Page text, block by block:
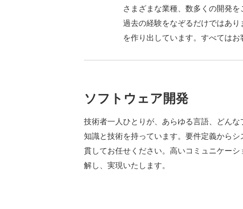
さまざまな業種、数多くの開発
過去の経験をなぞるだけではあ
を作り出しています。すべては
ソフトウェア開発
技術者一人ひとりが、あらゆる言語、どん
知識と技術を持っています。要件定義から
貫してお任せください。高いコミュニケー
解し、実現いたします。